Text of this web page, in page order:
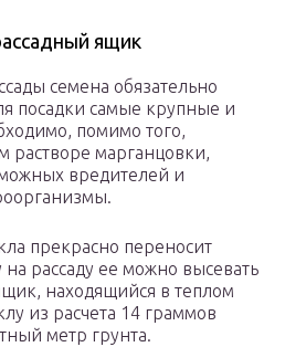
ящик
семена обязательно
посадки самые крупные и
помимо того,
растворе марганцовки,
вредителей и
прекрасно переносит
рассаду ее можно высевать
находящийся в теплом
из расчета 14 граммов
метр грунта.